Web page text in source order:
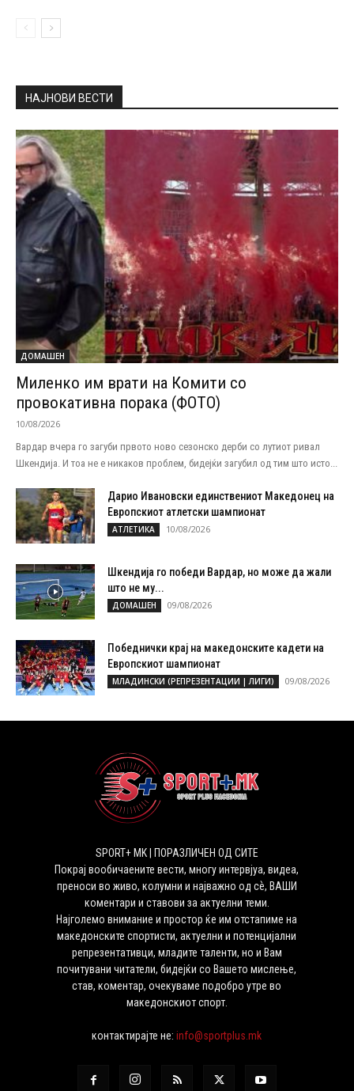
НАЈНОВИ ВЕСТИ
ДОМАШЕН
Миленко им врати на Комити со
провокативна порака (ФОТО)
10/08/2026
Вардар вчера го загуби првото ново сезонско дерби со лутиот ривал
Шкендија. И тоа не е никаков проблем, бидејќи загубил од тим што исто...
Дарио Ивановски единствениот Македонец на
Европскиот атлетски шампионат
АТЛЕТИКА 10/08/2026
Шкендија го победи Вардар, но може да жали
што не му...
ДОМАШЕН 09/08/2026
Победнички крај на македонските кадети на
Европскиот шампионат
МЛАДИНСКИ (РЕПРЕЗЕНТАЦИИ | ЛИГИ) 09/08/2026
SPORT+ MK | ПОРАЗЛИЧЕН ОД СИТЕ
Покрај вообичаените вести, многу интервјуа, видеа,
преноси во живо, колумни и најважно од сѐ, ВАШИ
коментари и ставови за актуелни теми.
Најголемо внимание и простор ќе им отстапиме на
македонските спортисти, актуелни и потенцијални
репрезентативци, младите таленти, но и Вам
почитувани читатели, бидејќи со Вашето мислење,
став, коментар, очекуваме подобро утре во
македонскиот спорт.
контактирајте не:info@sportplus.mk